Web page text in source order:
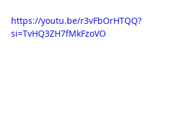
https://youtu.be/r3vFbOrHTQQ?
si=TvHQ3ZH7fMkFzoVO